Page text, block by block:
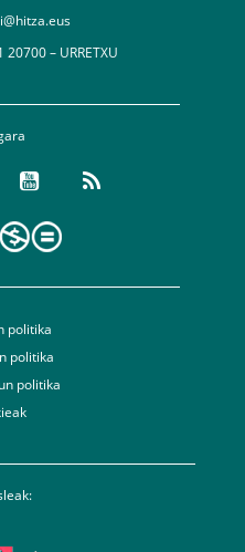
– URRETXU
politika
politika
politika